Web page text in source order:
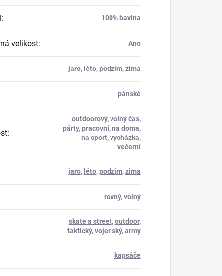
: 100% bavlna
velikost: Ano
jaro, léto, podzim, zima
pánské
:
outdoorový, volný čas,
párty, pracovní, na doma,
na sport, vycházka,
večerní
: jaro, léto,podzim,zima
rovný, volný
skate a street,outdoor,
taktický,vojenský,army
kapsáče